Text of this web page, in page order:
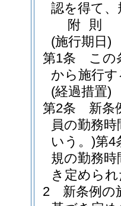
認を得て
附 則
(施行期日)
第1条
この
から施行
(経過措置)
第2条
新条
員の勤務
いう。)第4
規の勤務
き定めら
2
新条例の